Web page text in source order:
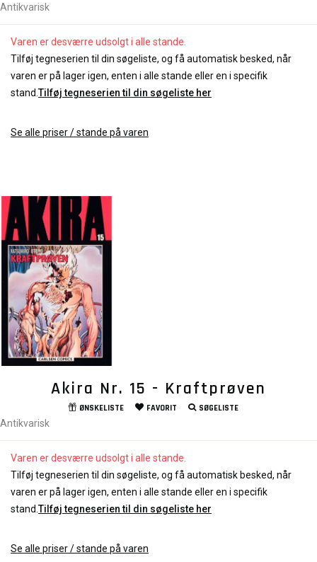
Antikvarisk
Varen er desværre udsolgt i alle stande.
Tilføj tegneserien til din søgeliste, og få automatisk besked, når
varen er på lager igen, enten i alle stande eller en i specifik
stand. Tilføj tegneserien til din søgeliste her
Se alle priser / stande på varen
Akira Nr. 15 - Kraftprøven
ØNSKELISTE FAVORIT SØGELISTE
Antikvarisk
Varen er desværre udsolgt i alle stande.
Tilføj tegneserien til din søgeliste, og få automatisk besked, når
varen er på lager igen, enten i alle stande eller en i specifik
stand. Tilføj tegneserien til din søgeliste her
Se alle priser / stande på varen